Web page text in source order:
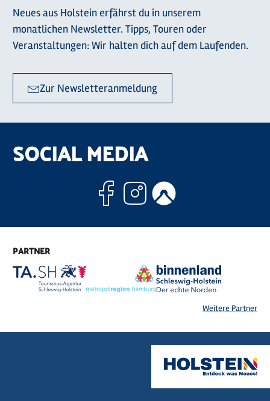
Neues aus Holstein erfährst du in unserem
monatlichen Newsletter. Tipps, Touren oder
Veranstaltungen: Wir halten dich auf dem Laufenden.
Zur Newsletteranmeldung
SOCIAL MEDIA
Facebook
Instagram
PARTNER
Weitere Partner